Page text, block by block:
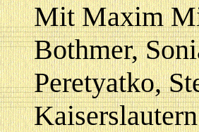
Mit Maxim
Bothmer,
Peretyatko,